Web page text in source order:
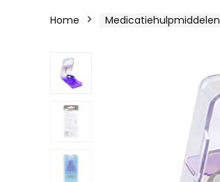
Home Medicatiehulpmiddelen